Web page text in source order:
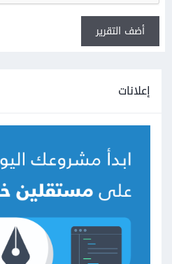
أضف التقرير
إعلانات